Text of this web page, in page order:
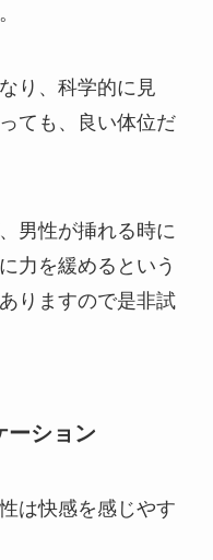
り、科学的に見
ても、良い体位だ
男性が挿れる時に
力を緩めるという
りますので是非試
ーション
は快感を感じやす